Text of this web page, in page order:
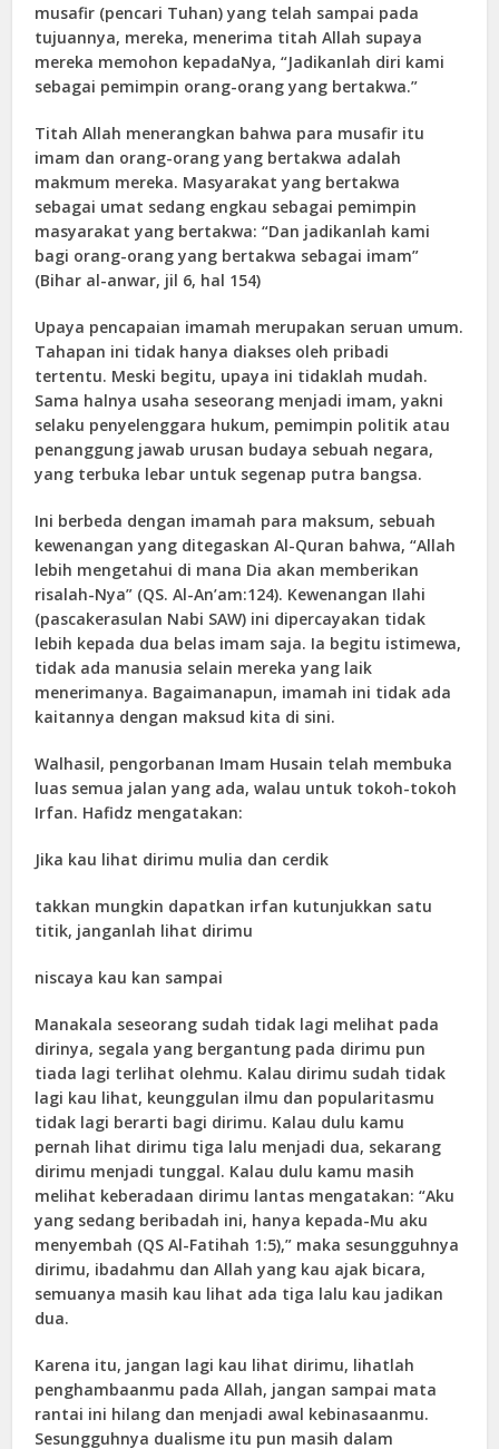
musafir (pencari Tuhan) yang telah sampai pada
tujuannya, mereka, menerima titah Allah supaya
mereka memohon kepadaNya, “Jadikanlah diri kami
sebagai pemimpin orang-orang yang bertakwa.”
Titah Allah menerangkan bahwa para musafir itu
imam dan orang-orang yang bertakwa adalah
makmum mereka. Masyarakat yang bertakwa
sebagai umat sedang engkau sebagai pemimpin
masyarakat yang bertakwa: “Dan jadikanlah kami
bagi orang-orang yang bertakwa sebagai imam”
(Bihar al-anwar, jil 6, hal 154)
Upaya pencapaian imamah merupakan seruan umum.
Tahapan ini tidak hanya diakses oleh pribadi
tertentu. Meski begitu, upaya ini tidaklah mudah.
Sama halnya usaha seseorang menjadi imam, yakni
selaku penyelenggara hukum, pemimpin politik atau
penanggung jawab urusan budaya sebuah negara,
yang terbuka lebar untuk segenap putra bangsa.
Ini berbeda dengan imamah para maksum, sebuah
kewenangan yang ditegaskan Al-Quran bahwa, “Allah
lebih mengetahui di mana Dia akan memberikan
risalah-Nya” (QS. Al-An’am:124). Kewenangan Ilahi
(pascakerasulan Nabi SAW) ini dipercayakan tidak
lebih kepada dua belas imam saja. Ia begitu istimewa,
tidak ada manusia selain mereka yang laik
menerimanya. Bagaimanapun, imamah ini tidak ada
kaitannya dengan maksud kita di sini.
Walhasil, pengorbanan Imam Husain telah membuka
luas semua jalan yang ada, walau untuk tokoh-tokoh
Irfan. Hafidz mengatakan:
Jika kau lihat dirimu mulia dan cerdik
takkan mungkin dapatkan irfan kutunjukkan satu
titik, janganlah lihat dirimu
niscaya kau kan sampai
Manakala seseorang sudah tidak lagi melihat pada
dirinya, segala yang bergantung pada dirimu pun
tiada lagi terlihat olehmu. Kalau dirimu sudah tidak
lagi kau lihat, keunggulan ilmu dan popularitasmu
tidak lagi berarti bagi dirimu. Kalau dulu kamu
pernah lihat dirimu tiga lalu menjadi dua, sekarang
dirimu menjadi tunggal. Kalau dulu kamu masih
melihat keberadaan dirimu lantas mengatakan: “Aku
yang sedang beribadah ini, hanya kepada-Mu aku
menyembah (QS Al-Fatihah 1:5),” maka sesungguhnya
dirimu, ibadahmu dan Allah yang kau ajak bicara,
semuanya masih kau lihat ada tiga lalu kau jadikan
dua.
Karena itu, jangan lagi kau lihat dirimu, lihatlah
penghambaanmu pada Allah, jangan sampai mata
rantai ini hilang dan menjadi awal kebinasaanmu.
Sesungguhnya dualisme itu pun masih dalam